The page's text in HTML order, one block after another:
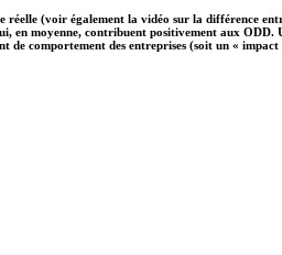
(voir également la vidéo sur la différence
moyenne, contribuent positivement aux ODD.
de comportement des entreprises (soit un «